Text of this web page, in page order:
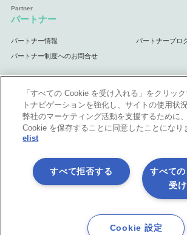
パートナー
パートナー情報 パートナープロ
パートナー制度へのお問合せ
サポート
サポート情報
各社商標に
「すべての Cookie を受け入れる」をクリッ
トナビゲーションを強化し、サイトの使用状
弊社のマーケティング活動を支援するために
Cookie を保存することに同意したことになり
elist
すべて
受
すべて拒否する
Cookie 設定